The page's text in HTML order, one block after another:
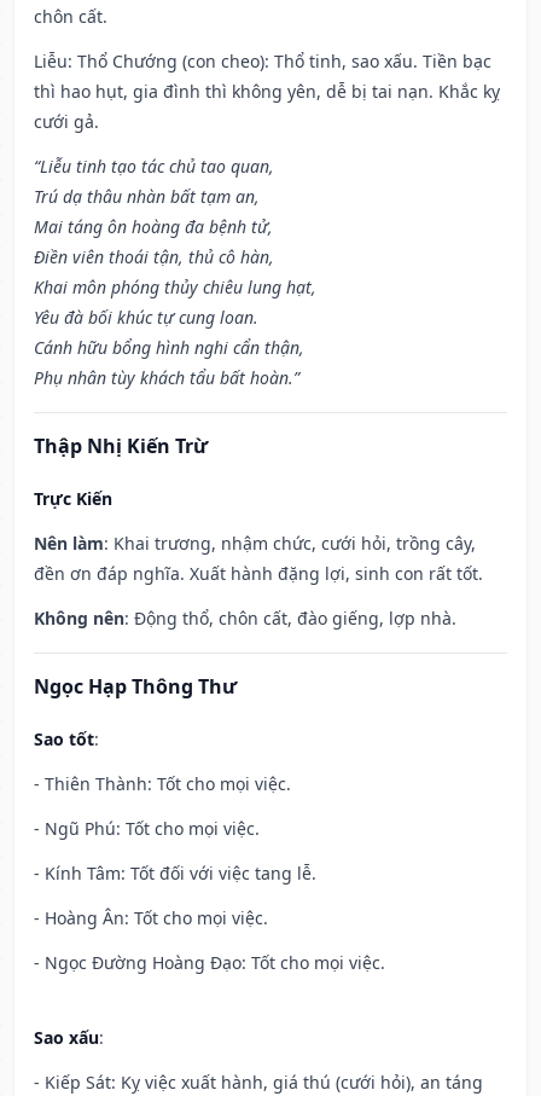
chôn cất.
Liễu: Thổ Chướng (con cheo): Thổ tinh, sao xấu. Tiền bạc
thì hao hụt, gia đình thì không yên, dễ bị tai nạn. Khắc kỵ
cưới gả.
“Liễu tinh tạo tác chủ tao quan,
Trú dạ thâu nhàn bất tạm an,
Mai táng ôn hoàng đa bệnh tử,
Điền viên thoái tận, thủ cô hàn,
Khai môn phóng thủy chiêu lung hạt,
Yêu đà bối khúc tự cung loan.
Cánh hữu bổng hình nghi cẩn thận,
Phụ nhân tùy khách tẩu bất hoàn.”
Thập Nhị Kiến Trừ
Trực Kiến
Nên làm: Khai trương, nhậm chức, cưới hỏi, trồng cây,
đền ơn đáp nghĩa. Xuất hành đặng lợi, sinh con rất tốt.
Không nên: Động thổ, chôn cất, đào giếng, lợp nhà.
Ngọc Hạp Thông Thư
Sao tốt:
- Thiên Thành: Tốt cho mọi việc.
- Ngũ Phú: Tốt cho mọi việc.
- Kính Tâm: Tốt đối với việc tang lễ.
- Hoàng Ân: Tốt cho mọi việc.
- Ngọc Đường Hoàng Đạo: Tốt cho mọi việc.
Sao xấu:
- Kiếp Sát: Kỵ việc xuất hành, giá thú (cưới hỏi), an táng